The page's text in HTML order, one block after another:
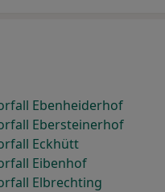
Ebenheiderhof
Ebersteinerhof
Eckhütt
Eibenhof
Elbrechting